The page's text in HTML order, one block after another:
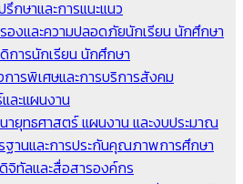
กษาและการแนะแนว
องและความปลอดภัยนักเรียน นักศึกษา
การนักเรียน นักศึกษา
การพิเศษและการบริการสังคม
ละแผนงาน
ยุทธศาสตร์ แผนงาน และงบประมาณ
ฐานและการประกันคุณภาพการศึกษา
จิทัลและสื่อสารองค์กร